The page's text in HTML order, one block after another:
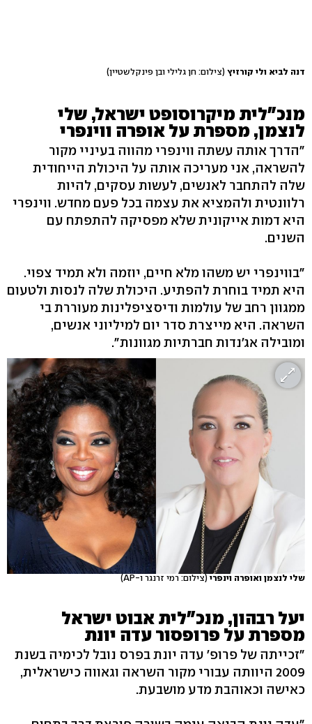
דנה לביא ולי קורזיץ (צילום: חן גלילי ובן פינקלשטיין)
מנכ"לית מיקרוסופט ישראל, שלי
לנצמן, מספרת על אופרה ווינפרי
"הדרך אותה עשתה ווינפרי מהווה בעיניי מקור
להשראה, אני מעריכה אותה על היכולת הייחודית
שלה להתחבר לאנשים, לעשות עסקים, להיות
רלוונטית ולהמציא את עצמה בכל פעם מחדש. ווינפרי
היא דמות אייקונית שלא מפסיקה להתפתח עם
השנים.
"בווינפרי יש משהו מלא חיים, יוזמה ולא תמיד צפוי.
היא תמיד בוחרת להפתיע. היכולת שלה לנסות ולטעום
ממגוון רחב של עולמות ודיסציפלינות מעוררת בי
השראה. היא מייצרת סדר יום למיליוני אנשים,
ומובילה אג'נדות חברתיות מגוונות".
שלי לנצמן ואופרה וינפרי (צילום: רמי זרנגר ו-AP)
יעל רבהון, מנכ"לית אבוט ישראל
מספרת על פרופסור עדה יונת
"זכייתה של פרופ' עדה יונת בפרס נובל לכימיה בשנת
2009 היוותה עבורי מקור השראה וגאווה כישראלית,
כאישה וכאוהבת מדע מושבעת.